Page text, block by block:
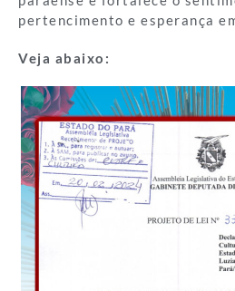
pertencimento e esperança
Veja abaixo: